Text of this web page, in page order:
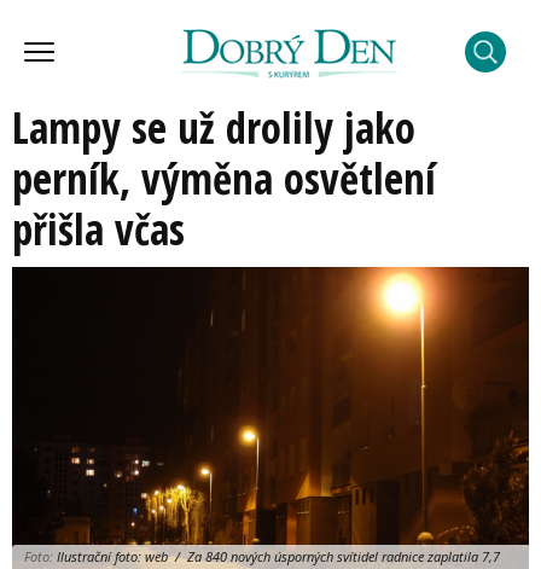
Lampy se už drolily jako
perník, výměna osvětlení
přišla včas
Foto: Ilustrační foto: web / Za 840 nových úsporných svítidel radnice zaplatila 7,7